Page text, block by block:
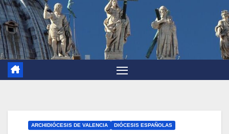
ARCHIDIÓCESIS DE VALENCIA DIÓCESIS ESPAÑOLAS